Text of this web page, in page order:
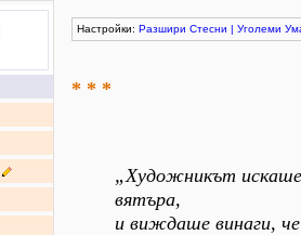
Настройки: Разшири Стесни | Уголеми
* * *
„Художникът искаше
вятъра,
и виждаше винаги,